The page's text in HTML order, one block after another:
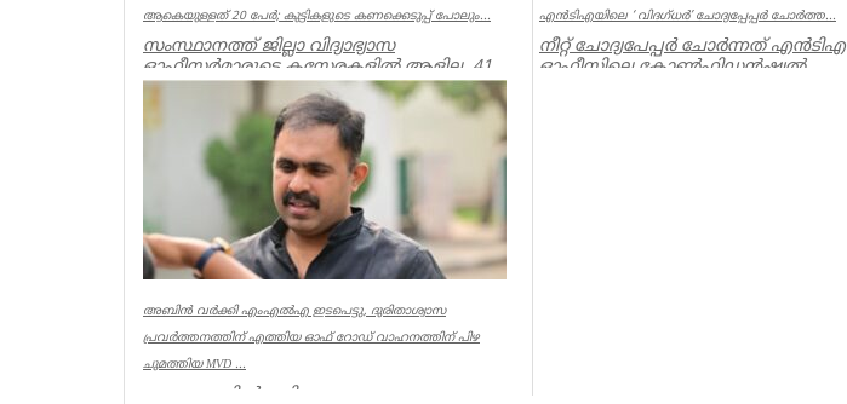
ആകെയുള്ളത് 20 പേര്‍; കുട്ടികളുടെ കണക്കെടുപ്പ് പോലും...
സംസ്ഥാനത്ത് ജില്ലാ വിദ്യാഭ്യാസ
ഓഫീസര്‍മാരുടെ കസേരകളില്‍ ആളില്ല. 41
ഡിഇഒമാരില്‍ നിലവില്‍ ഉള്ളത് 20 പ...
Kerala
എന്‍ടിഎയിലെ ‘ വിദഗ്ധര്‍’ ചോദ്യപ്പേപ്പര്‍ ചോര്‍ത്ത...
നീറ്റ് ചോദ്യപേപ്പര്‍ ചോര്‍ന്നത് എന്‍ടിഎ
ഓഫീസിലെ കോണ്‍ഫിഡന്‍ഷ്യല്‍
അബിൻ വർക്കി എംഎൽഎ ഇടപെട്ടു, ദുരിതാശ്വാസ
പ്രവർത്തനത്തിന് എത്തിയ ഓഫ് റോഡ് വാഹനത്തിന് പിഴ
ചുമത്തിയ MVD ...
ആറന്മുളയിൽ ദുരിതാശ്വാസ